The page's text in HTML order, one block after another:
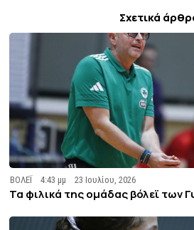
Σχετικά
ΒΟΛΕΪ 4:43 μμ 23 Ιουλίου, 2026
Τα φιλικά της ομάδας βόλεϊ των